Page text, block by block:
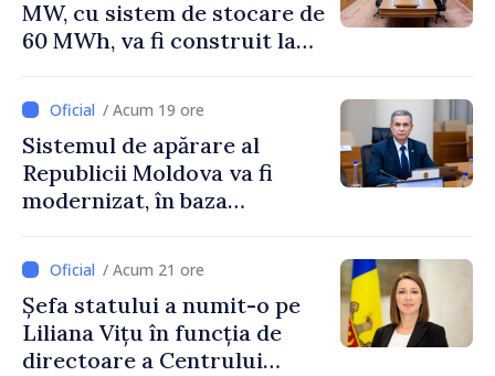
MW, cu sistem de stocare de
60 MWh, va fi construit la
/ Acum 19 ore
Sistemul de apărare al
Republicii Moldova va fi
modernizat, în baza
implementare a Strategiei
Naționale de Apărare
/ Acum 21 ore
Șefa statului a numit-o pe
Liliana Vițu în funcția de
directoare a Centrului